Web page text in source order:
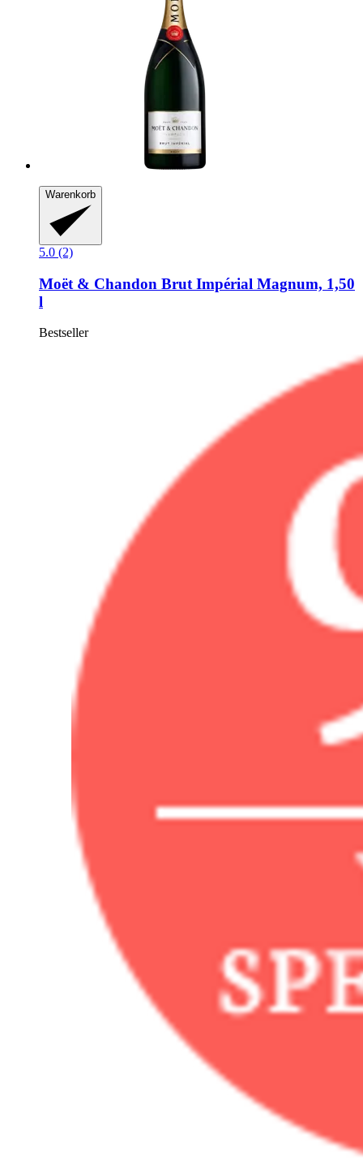
Warenkorb
5.0 (2)
Moët & Chandon Brut Impérial Magnum, 1,50
l
Bestseller